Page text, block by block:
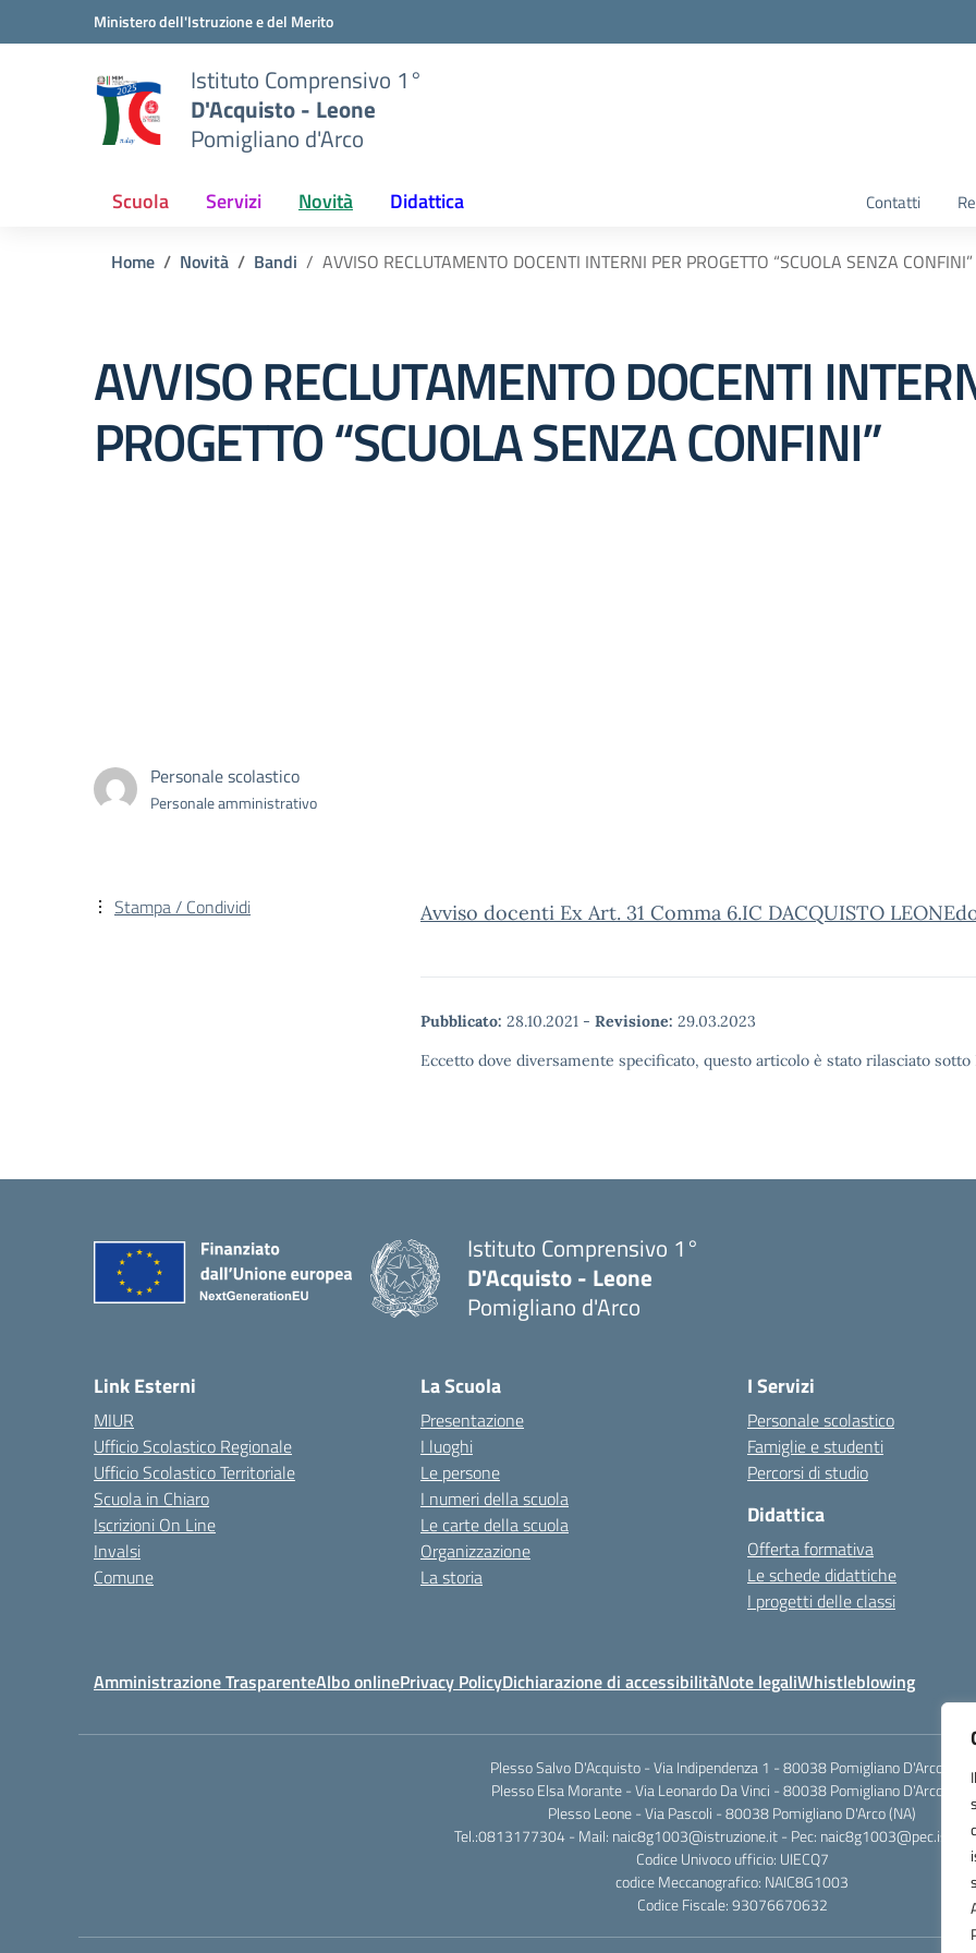
Vai ai contenuti
Vai al menu di navigazioneMinistero dell'Istruzione e del Merito
Istituto Comprensivo 1°
D'Acquisto - Leone
Pomigliano d'Arco
Scuola Servizi Novità Didattica Contatti
Home Novità Bandi AVVISO RECLUTAMENTO DOCENTI INTERNI PER PROGETTO “SCUOLA SENZA CONFINI”
AVVISO RECLUTAMENTO DOCENTI
PROGETTO “SCUOLA SENZA CONFINI”
Personale scolastico
Personale amministrativo
Avviso docenti Ex Art. 31 Comma 6.IC DACQUISTO
Pubblicato: 28.10.2021 - Revisione: 29.03.2023
Eccetto dove diversamente specificato, questo articolo è stato rilasciato
Stampa / Condividi
Istituto Comprensivo 1°
D'Acquisto - Leone
Pomigliano d'Arco
Link Esterni
MIUR
Ufficio Scolastico Regionale
Ufficio Scolastico Territoriale
Scuola in Chiaro
Iscrizioni On Line
Invalsi
Comune
La Scuola
Presentazione
I luoghi
Le persone
I numeri della scuola
Le carte della scuola
Organizzazione
La storia
I Servizi
Personale scolastico
Famiglie e studenti
Percorsi di studio
Didattica
Offerta formativa
Le schede didattiche
I progetti delle classi
Amministrazione TrasparenteAlbo onlinePrivacy PolicyDichiarazione di accessibilitàNote legaliWhistleblowing
Plesso Salvo D'Acquisto - Via Indipendenza 1 - 80038 Pomigliano D'Arco (NA)
Plesso Elsa Morante - Via Leonardo Da Vinci - 80038 Pomigliano D'Arco (NA)
Plesso Leone - Via Pascoli - 80038 Pomigliano D'Arco (NA)
Tel.:0813177304 - Mail: naic8g1003@istruzione.it - Pec:
Codice Univoco ufficio: UIECQ7
codice Meccanografico: NAIC8G1003
Codice Fiscale: 93076670632